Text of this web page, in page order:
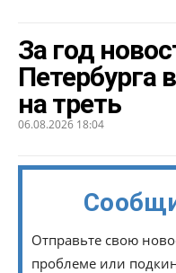
За год
Петербурга
на треть
06.08.2026 18:04
Отправьте свою
проблеме или